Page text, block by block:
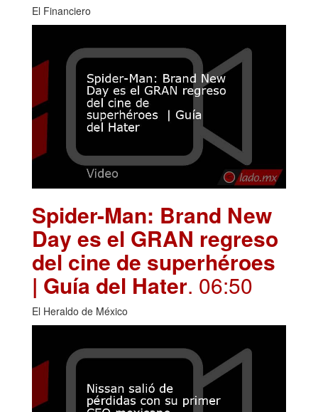
El Financiero
Spider-Man: Brand New
Day es el GRAN regreso
del cine de superhéroes
| Guía del Hater. 06:50
El Heraldo de México